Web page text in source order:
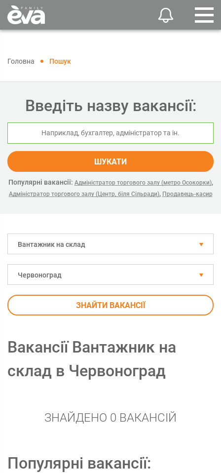
Головна Пошук
Введіть назву вакансії:
ШУКАТИ
Популярні вакансії: Адміністратор торгового залу (метро Осокорки),
Адміністратор торгового залу (Центр, біля Сільради), Продавець-касир
Вантажник на склад
Червоноград
ЗНАЙТИ ВАКАНСІЇ
Вакансії Вантажник на
склад в Червоноград
ЗНАЙДЕНО 0 ВАКАНСІЙ
Популярні вакансії: